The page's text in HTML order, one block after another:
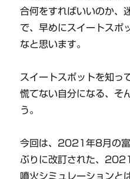
合何をすればいいのか、
で、早めにスイートスポ
なと思います。
スイートスポットを知っ
慌てない自分になる、そ
う。
今回は、2021年8月の
ぶりに改訂された、
噴火シミュレーションと